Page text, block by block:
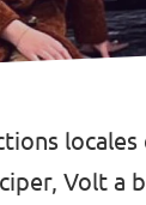
Volt a